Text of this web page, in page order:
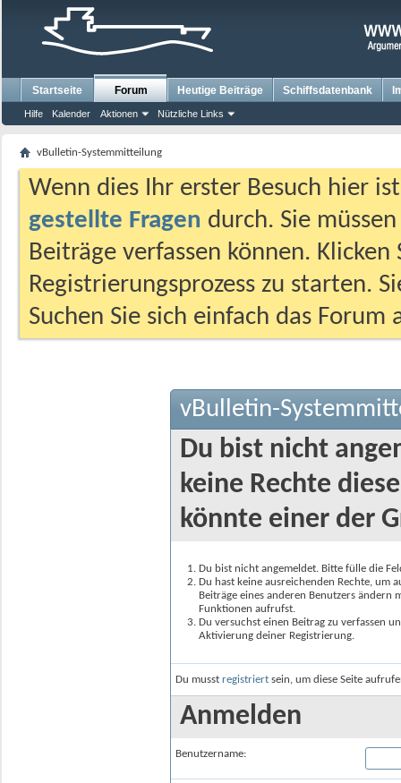
Startseite Forum
Hilfe Kalender Aktionen Nützliche Links
Heutige Beiträge Schiffsdatenbank
vBulletin-Systemmitteilung
Wenn dies Ihr erster Besuch hier
gestellte Fragen durch. Sie
Beiträge verfassen können.
Registrierungsprozess zu starten.
Suchen Sie sich einfach das
vBulletin-
Du bist nicht
keine Rechte
könnte einer der
Du bist nicht angemeldet. Bitte fülle die
Du hast keine ausreichenden Rechte, um
Beiträge eines anderen Benutzers
Funktionen aufrufst.
Du versuchst einen Beitrag zu verfassen
Aktivierung deiner Registrierung.
Du musst registriert sein, um diese Seite
Anmelden
Benutzername: